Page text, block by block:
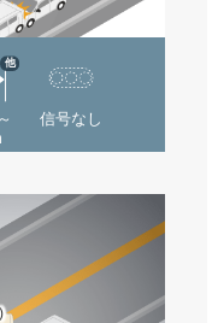
他
信号なし